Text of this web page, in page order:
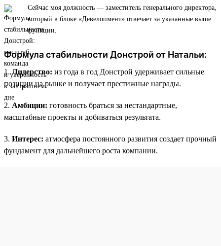
Сейчас моя должность — заместитель генерального директора,
который в блоке «Девелопмент» отвечает за указанные выше
функции.
Формула стабильности Донстрой от Натальи:
1.Лидерство: из года в год Донстрой удерживает сильные
позиции на рынке и получает престижные награды.
2. Амбиции: готовность браться за нестандартные,
масштабные проекты и добиваться результата.
3. Интерес: атмосфера постоянного развития создает прочный
фундамент для дальнейшего роста компании.